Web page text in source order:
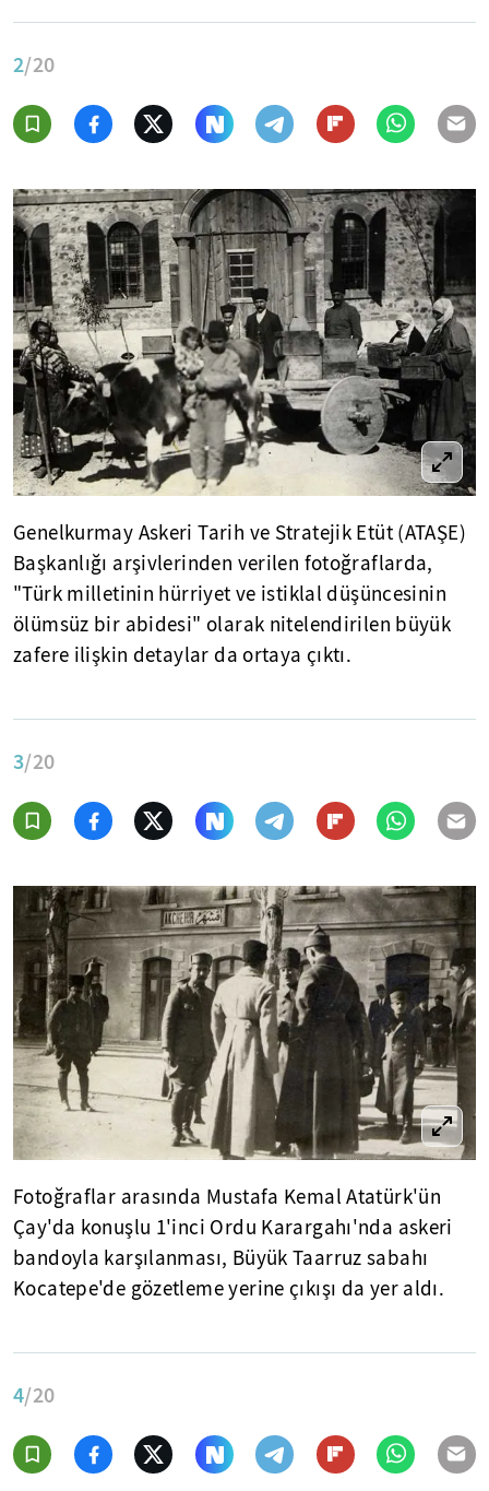
2/20
Genelkurmay Askeri Tarih ve Stratejik Etüt (ATAŞE)
Başkanlığı arşivlerinden verilen fotoğraflarda,
"Türk milletinin hürriyet ve istiklal düşüncesinin
ölümsüz bir abidesi" olarak nitelendirilen büyük
zafere ilişkin detaylar da ortaya çıktı.
3/20
Fotoğraflar arasında Mustafa Kemal Atatürk'ün
Çay'da konuşlu 1'inci Ordu Karargahı'nda askeri
bandoyla karşılanması, Büyük Taarruz sabahı
Kocatepe'de gözetleme yerine çıkışı da yer aldı.
4/20